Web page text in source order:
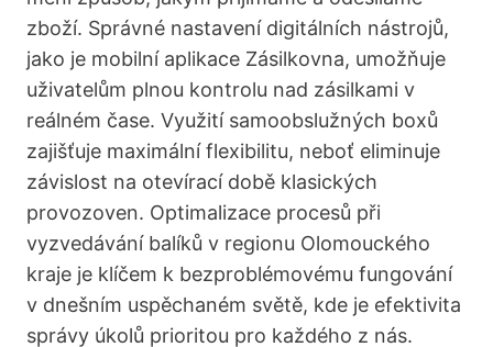
zboží. Správné nastavení digitálních nástrojů,
jako je mobilní aplikace Zásilkovna, umožňuje
uživatelům plnou kontrolu nad zásilkami v
reálném čase. Využití samoobslužných boxů
zajišťuje maximální flexibilitu, neboť eliminuje
závislost na otevírací době klasických
provozoven. Optimalizace procesů při
vyzvedávání balíků v regionu Olomouckého
kraje je klíčem k bezproblémovému fungování
v dnešním uspěchaném světě, kde je efektivita
správy úkolů prioritou pro každého z nás.